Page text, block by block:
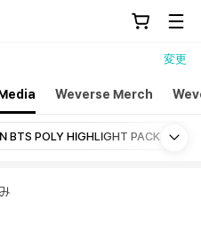
変更
Weverse Merch
BTS POLY HIGHLIGHT PACKAGE